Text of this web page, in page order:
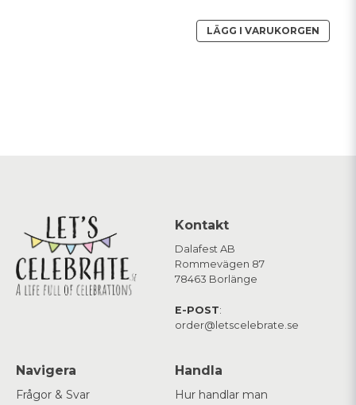
LÄGG I VARUKORGEN
Kontakt
Dalafest AB
Rommevägen 87
78463 Borlänge
E-POST:
order@letscelebrate.se
Navigera
Frågor & Svar
Handla
Hur handlar man